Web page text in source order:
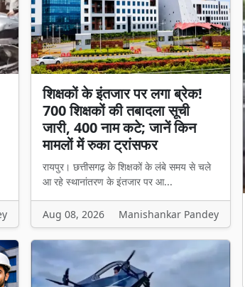
शिक्षकों के इंतजार पर लगा ब्रेक!
700 शिक्षकों की तबादला सूची
जारी, 400 नाम कटे; जानें किन
मामलों में रुका ट्रांसफर
रायपुर। छत्तीसगढ़ के शिक्षकों के लंबे समय से चले
आ रहे स्थानांतरण के इंतजार पर आ...
Aug 08, 2026 Manishankar Pandey